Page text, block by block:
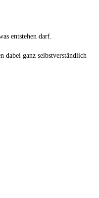
entstehen darf.
dabei ganz selbstverständlich